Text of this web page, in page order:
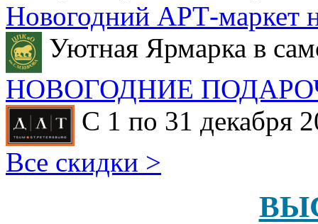
Новогодний АРТ-маркет
Уютная Ярмарка в
НОВОГОДНИЕ
С 1 по 31 декабря
Все скидки >